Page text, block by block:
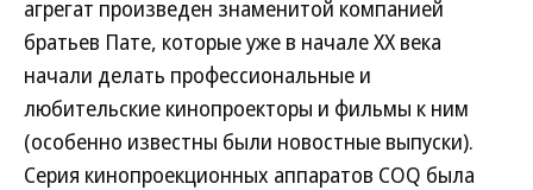
агрегат произведен знаменитой компанией
братьев Пате, которые уже в начале ХХ века
начали делать профессиональные и
любительские кинопроекторы и фильмы к ним
(особенно известны были новостные выпуски).
Серия кинопроекционных аппаратов COQ была